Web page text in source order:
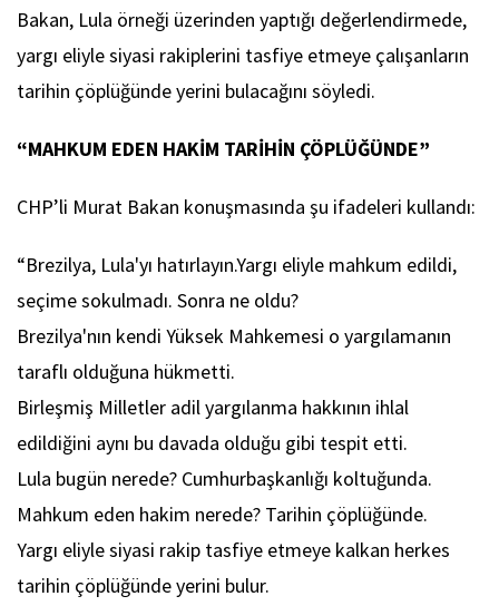
Bakan, Lula örneği üzerinden yaptığı değerlendirmede,
yargı eliyle siyasi rakiplerini tasfiye etmeye çalışanların
tarihin çöplüğünde yerini bulacağını söyledi.
“MAHKUM EDEN HAKİM TARİHİN ÇÖPLÜĞÜNDE”
CHP’li Murat Bakan konuşmasında şu ifadeleri kullandı:
“Brezilya, Lula'yı hatırlayın.Yargı eliyle mahkum edildi,
seçime sokulmadı. Sonra ne oldu?
Brezilya'nın kendi Yüksek Mahkemesi o yargılamanın
taraflı olduğuna hükmetti.
Birleşmiş Milletler adil yargılanma hakkının ihlal
edildiğini aynı bu davada olduğu gibi tespit etti.
Lula bugün nerede? Cumhurbaşkanlığı koltuğunda.
Mahkum eden hakim nerede? Tarihin çöplüğünde.
Yargı eliyle siyasi rakip tasfiye etmeye kalkan herkes
tarihin çöplüğünde yerini bulur.